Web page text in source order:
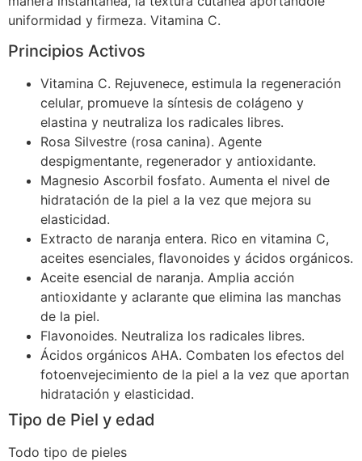
uniformidad y firmeza. Vitamina C.
Principios Activos
Vitamina C. Rejuvenece, estimula la regeneración
celular, promueve la síntesis de colágeno y
elastina y neutraliza los radicales libres.
Rosa Silvestre (rosa canina). Agente
despigmentante, regenerador y antioxidante.
Magnesio Ascorbil fosfato. Aumenta el nivel de
hidratación de la piel a la vez que mejora su
elasticidad.
Extracto de naranja entera. Rico en vitamina C,
aceites esenciales, flavonoides y ácidos orgánicos.
Aceite esencial de naranja. Amplia acción
antioxidante y aclarante que elimina las manchas
de la piel.
Flavonoides. Neutraliza los radicales libres.
Ácidos orgánicos AHA. Combaten los efectos del
fotoenvejecimiento de la piel a la vez que aportan
hidratación y elasticidad.
Tipo de Piel y edad
Todo tipo de pieles